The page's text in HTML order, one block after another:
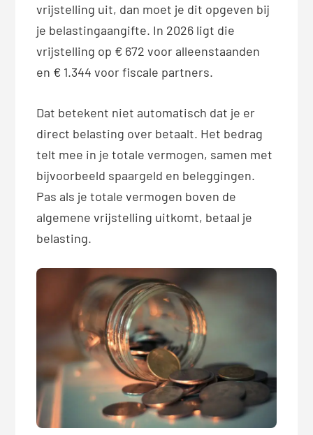
vrijstelling uit, dan moet je dit opgeven bij
je belastingaangifte. In 2026 ligt die
vrijstelling op € 672 voor alleenstaanden
en € 1.344 voor fiscale partners.
Dat betekent niet automatisch dat je er
direct belasting over betaalt. Het bedrag
telt mee in je totale vermogen, samen met
bijvoorbeeld spaargeld en beleggingen.
Pas als je totale vermogen boven de
algemene vrijstelling uitkomt, betaal je
belasting.